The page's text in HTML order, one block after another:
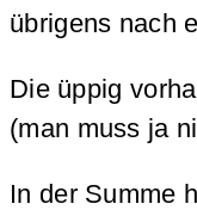
übrigens nach
Die üppig
(man muss ja
In der Summe